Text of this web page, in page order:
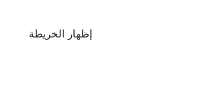
إظهار الخريطة